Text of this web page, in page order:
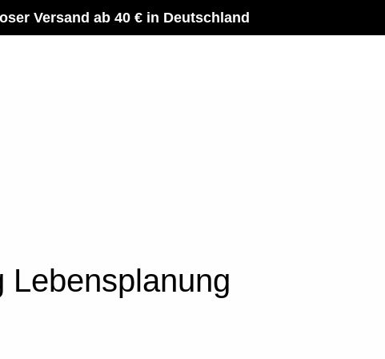
Versand ab 40 € in Deutschland
Lebensplanung